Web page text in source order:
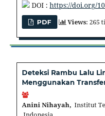
DOI : https://doi.org/
PDF Views: 265
Deteksi Rambu Lalu
Menggunakan
Anini Nihayah, Institut